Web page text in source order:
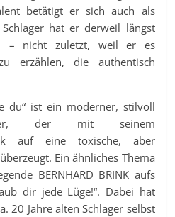
betätigt er sich auch als
hat er derweil längst
– nicht zuletzt, weil er es
erzählen, die authentisch
du“ ist ein moderner, stilvoll
der mit seinem
auf eine toxische, aber
Ein ähnliches Thema
BERNHARD BRINK aufs
dir jede Lüge!“. Dabei hat
20 Jahre alten Schlager selbst